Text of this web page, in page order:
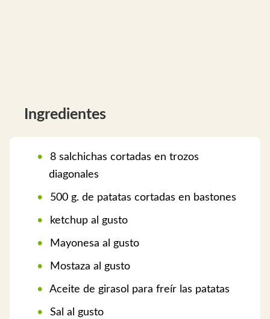
Ingredientes
8 salchichas cortadas en trozos
diagonales
500 g. de patatas cortadas en bastones
ketchup al gusto
Mayonesa al gusto
Mostaza al gusto
Aceite de girasol para freír las patatas
Sal al gusto